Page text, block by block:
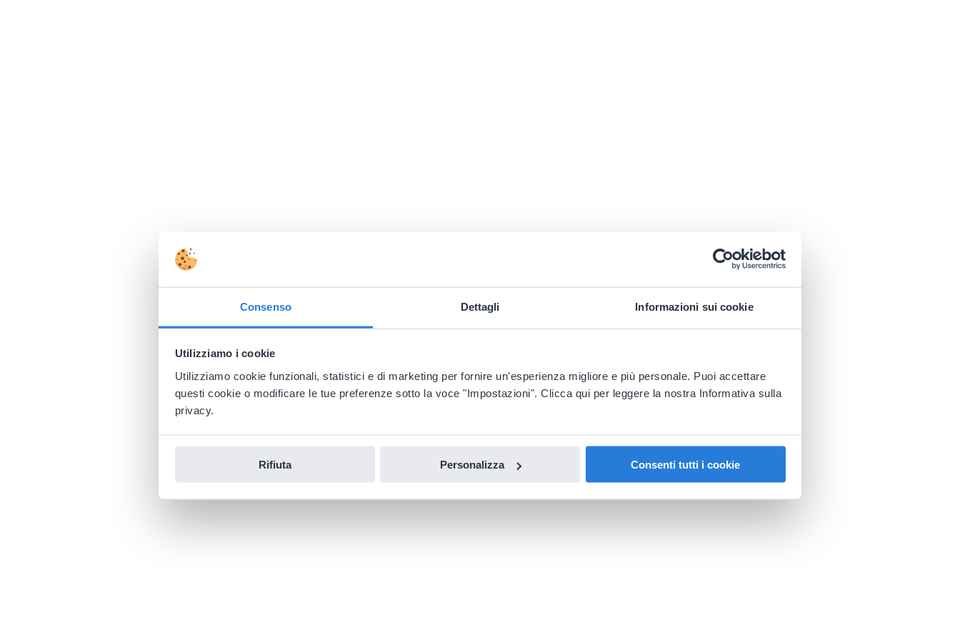
Consenso Dettagli Informazioni sui cookie
Utilizziamo i cookie
Utilizziamo cookie funzionali, statistici e di marketing per fornire un'esperienza migliore e più personale. Puoi accettare
questi cookie o modificare le tue preferenze sotto la voce "Impostazioni". Clicca qui per leggere la nostra Informativa sulla
privacy.
Rifiuta Personalizza Consenti tutti i cookie